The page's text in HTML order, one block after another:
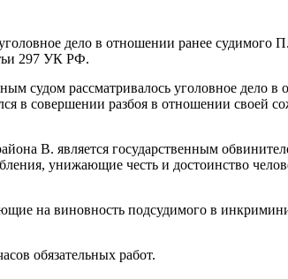
дело в отношении ранее судимого
297 УК РФ.
судом рассматривалось уголовное дело
в совершении разбоя в отношении своей
В. является государственным
унижающие честь и достоинство
на виновность подсудимого в
обязательных работ.